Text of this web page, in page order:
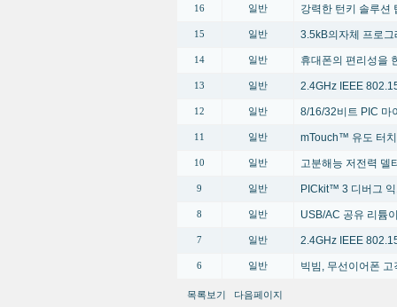
16 일반 강력한 턴키 솔루션
15 일반 3.5kB의자체 프로
14 일반 휴대폰의 편리성을
13 일반 2.4GHz IEEE
12 일반 8/16/32비트 PIC 마
11 일반 mTouch™ 유도 터
10 일반 고분해능 저전력 델
9 일반 PICkit™ 3 디버그
8 일반 USB/AC 공유 리튬
7 일반 2.4GHz IEEE
6 일반 빅빔, 무선이어폰 고
목록보기 다음페이지